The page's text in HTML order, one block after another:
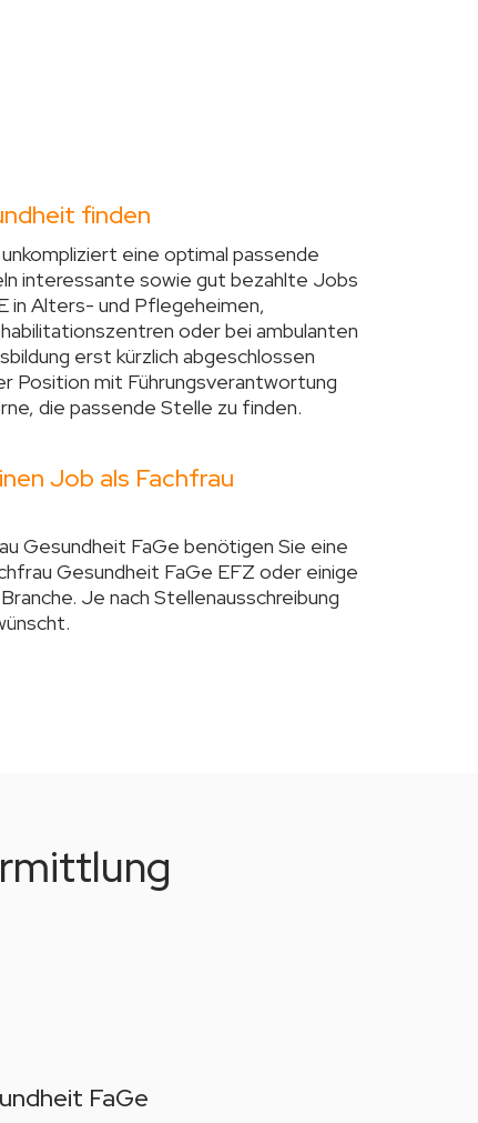
finden
eine optimal passende
interessante sowie gut bezahlte Jobs
in Alters- und Pflegeheimen,
oder bei ambulanten
erst kürzlich abgeschlossen
Position mit Führungsverantwortung
die passende Stelle zu finden.
Job als Fachfrau
Gesundheit FaGe benötigen Sie eine
Gesundheit FaGe EFZ oder einige
Je nach Stellenausschreibung
FaGe